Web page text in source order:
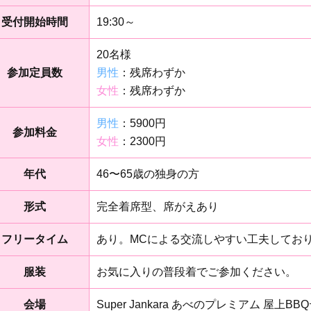
受付開始時間 19:30～
参加定員数
20名様
男性 ：残席わずか
女性 ：残席わずか
参加料金
男性 ：5900円
女性 ：2300円
年代 46〜65歳の独身の方
形式 完全着席型、席がえあり
フリータイム あり。MCによる交流しやすい工夫してお
服装 お気に入りの普段着でご参加ください。
会場 Super Jankara あべのプレミアム 屋上BBQ